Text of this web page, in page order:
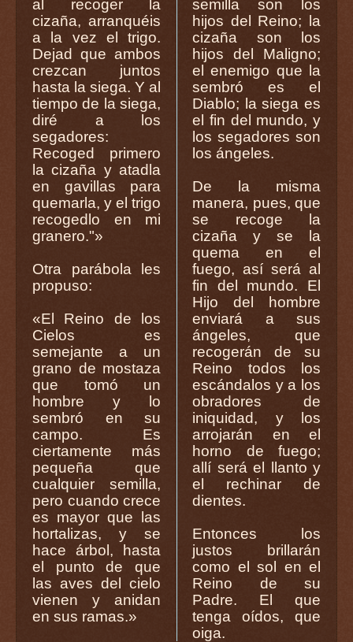
al recoger la
cizaña, arranquéis
a la vez el trigo.
Dejad que ambos
crezcan juntos
hasta la siega. Y al
tiempo de la siega,
diré a los
segadores:
Recoged primero
la cizaña y atadla
en gavillas para
quemarla, y el trigo
recogedlo en mi
granero."»
Otra parábola les
propuso:
«El Reino de los
Cielos es
semejante a un
grano de mostaza
que tomó un
hombre y lo
sembró en su
campo. Es
ciertamente más
pequeña que
cualquier semilla,
pero cuando crece
es mayor que las
hortalizas, y se
hace árbol, hasta
el punto de que
las aves del cielo
vienen y anidan
en sus ramas.»
semilla son los
hijos del Reino; la
cizaña son los
hijos del Maligno;
el enemigo que la
sembró es el
Diablo; la siega es
el fin del mundo, y
los segadores son
los ángeles.
De la misma
manera, pues, que
se recoge la
cizaña y se la
quema en el
fuego, así será al
fin del mundo. El
Hijo del hombre
enviará a sus
ángeles, que
recogerán de su
Reino todos los
escándalos y a los
obradores de
iniquidad, y los
arrojarán en el
horno de fuego;
allí será el llanto y
el rechinar de
dientes.
Entonces los
justos brillarán
como el sol en el
Reino de su
Padre. El que
tenga oídos, que
oiga.